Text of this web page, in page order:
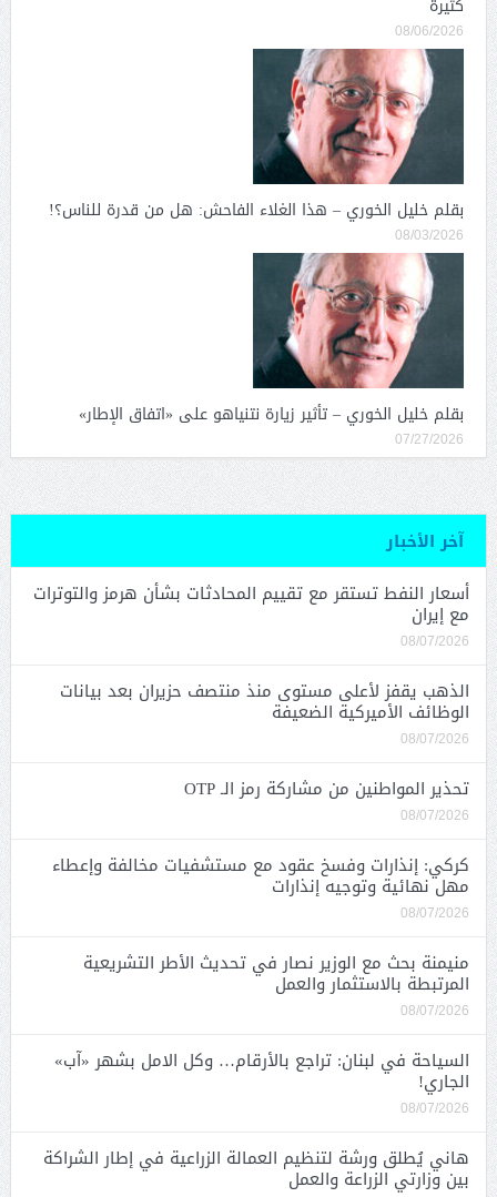
كثيرة
08/06/2026
بقلم خليل الخوري – هذا الغلاء الفاحش: هل من قدرة للناس؟!
08/03/2026
بقلم خليل الخوري – تأثير زيارة نتنياهو على «اتفاق الإطار»
07/27/2026
آخر الأخبار
أسعار النفط تستقر مع تقييم المحادثات بشأن هرمز والتوترات
مع إيران
08/07/2026
الذهب يقفز لأعلى مستوى منذ منتصف حزيران بعد بيانات
الوظائف الأميركية الضعيفة
08/07/2026
تحذير المواطنين من مشاركة رمز الـ OTP
08/07/2026
كركي: إنذارات وفسخ عقود مع مستشفيات مخالفة وإعطاء
مهل نهائية وتوجيه إنذارات
08/07/2026
منيمنة بحث مع الوزير نصار في تحديث الأطر التشريعية
المرتبطة بالاستثمار والعمل
08/07/2026
السياحة في لبنان: تراجع بالأرقام… وكل الامل بشهر «آب»
الجاري!
08/07/2026
هاني يُطلق ورشة لتنظيم العمالة الزراعية في إطار الشراكة
بين وزارتي الزراعة والعمل